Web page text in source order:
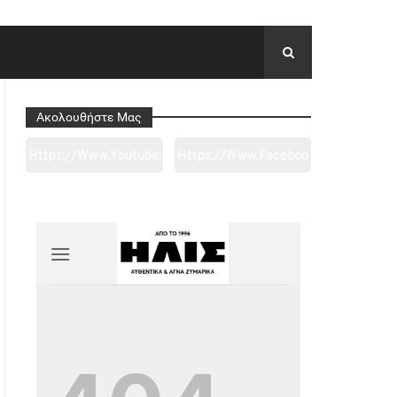
Ακολουθήστε Μας
2ge3sheyTkgpAkeBan
Ref=pages_you_mana